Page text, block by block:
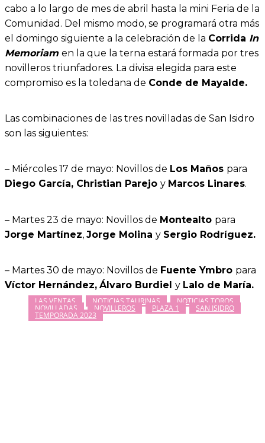
cabo a lo largo de mes de abril hasta la mini Feria de la
Comunidad. Del mismo modo, se programará otra más
el domingo siguiente a la celebración de la Corrida In
Memoriam en la que la terna estará formada por tres
novilleros triunfadores. La divisa elegida para este
compromiso es la toledana de Conde de Mayalde.
Las combinaciones de las tres novilladas de San Isidro
son las siguientes:
– Miércoles 17 de mayo: Novillos de Los Maños para
Diego García, Christian Parejo y Marcos Linares.
– Martes 23 de mayo: Novillos de Montealto para
Jorge Martínez, Jorge Molina y Sergio Rodríguez.
– Martes 30 de mayo: Novillos de Fuente Ymbro para
Víctor Hernández, Álvaro Burdiel y Lalo de María.
LAS VENTAS NOTICIAS TAURINAS NOTICIAS TOROS
NOVILLADAS NOVILLEROS PLAZA 1 SAN ISIDRO
TEMPORADA 2023